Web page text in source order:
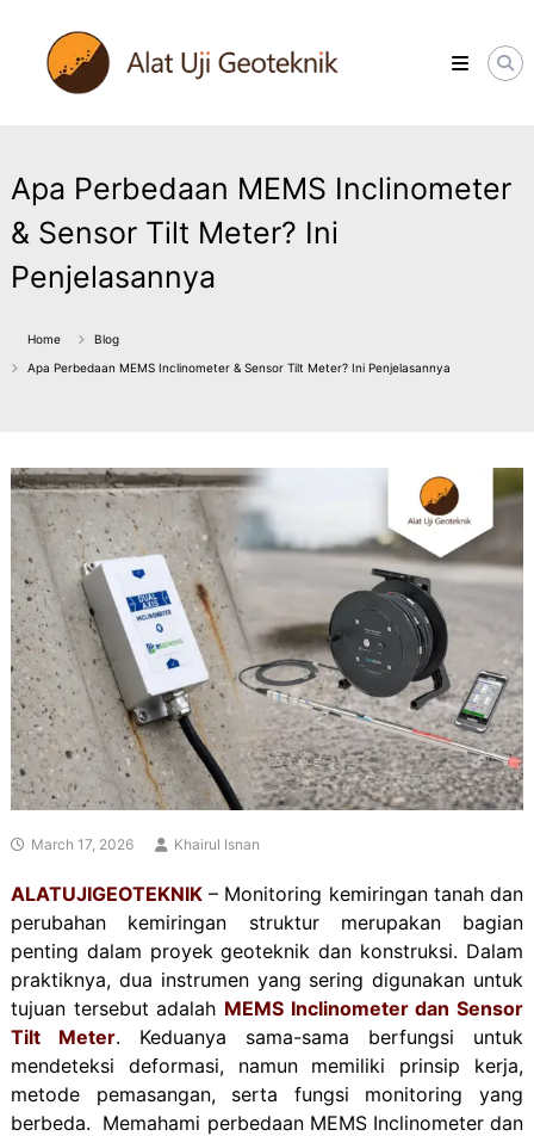
content
ALATUJIGEOTEKNIK.COM
DISTRIBUTOR
INSTRUMENT
Apa Perbedaan MEMS Inclinometer
& Sensor Tilt Meter? Ini
Penjelasannya
Home
Blog
Apa Perbedaan MEMS Inclinometer & Sensor Tilt Meter? Ini Penjelasannya
March 17, 2026 Khairul Isnan
ALATUJIGEOTEKNIK– Monitoring kemiringan tanah dan
perubahan kemiringan struktur merupakan bagian
penting dalam proyek geoteknik dan konstruksi. Dalam
praktiknya, dua instrumen yang sering digunakan untuk
tujuan tersebut adalah MEMS Inclinometer dan Sensor
Tilt Meter. Keduanya sama-sama berfungsi untuk
mendeteksi deformasi, namun memiliki prinsip kerja,
metode pemasangan, serta fungsi monitoring yang
berbeda. Memahami perbedaan MEMS Inclinometer dan